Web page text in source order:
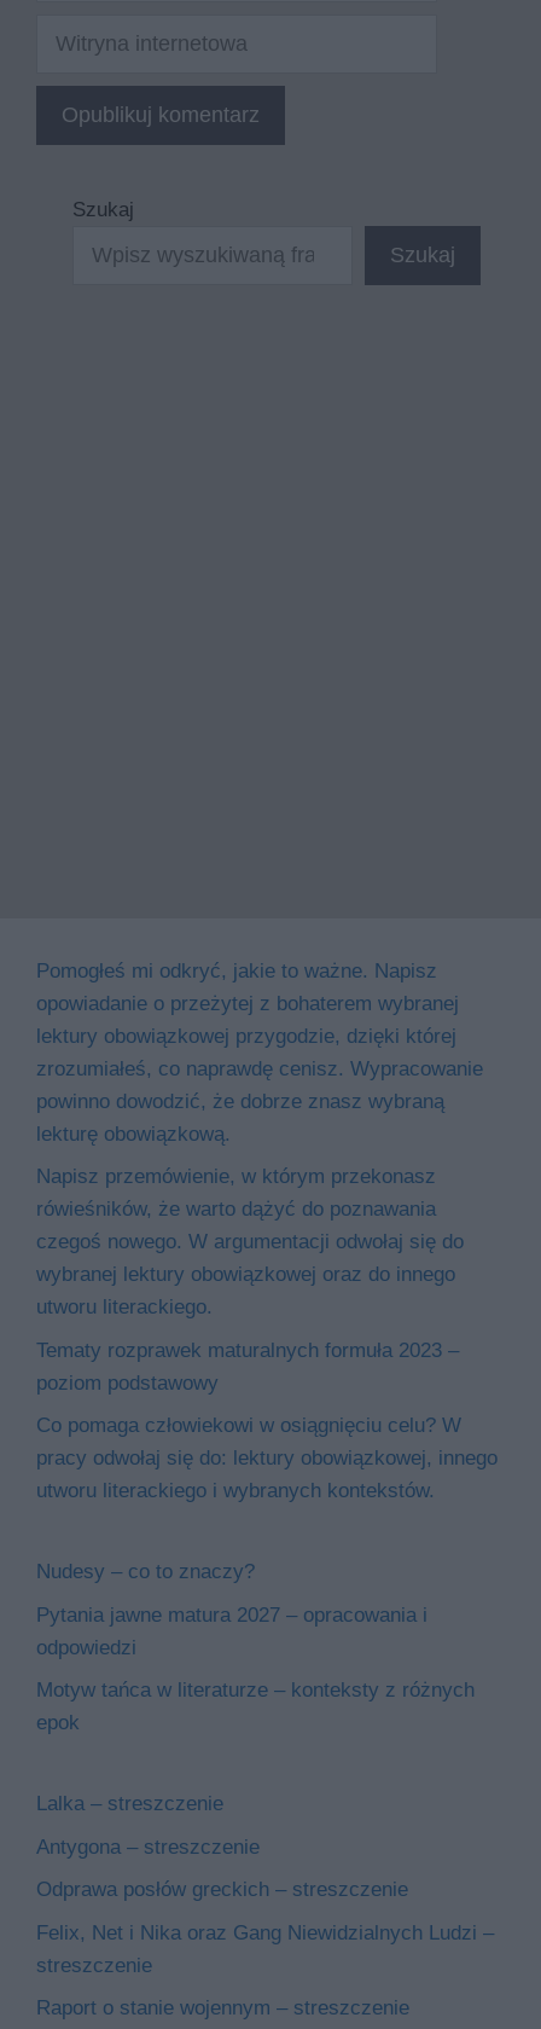
Witryna
internetowa
Szukaj
Szukaj
Pomogłeś mi odkryć, jakie to ważne. Napisz
opowiadanie o przeżytej z bohaterem wybranej
lektury obowiązkowej przygodzie, dzięki której
zrozumiałeś, co naprawdę cenisz. Wypracowanie
powinno dowodzić, że dobrze znasz wybraną
lekturę obowiązkową.
Napisz przemówienie, w którym przekonasz
rówieśników, że warto dążyć do poznawania
czegoś nowego. W argumentacji odwołaj się do
wybranej lektury obowiązkowej oraz do innego
utworu literackiego.
Tematy rozprawek maturalnych formuła 2023 –
poziom podstawowy
Co pomaga człowiekowi w osiągnięciu celu? W
pracy odwołaj się do: lektury obowiązkowej, innego
utworu literackiego i wybranych kontekstów.
Nudesy – co to znaczy?
Pytania jawne matura 2027 – opracowania i
odpowiedzi
Motyw tańca w literaturze – konteksty z różnych
epok
Lalka – streszczenie
Antygona – streszczenie
Odprawa posłów greckich – streszczenie
Felix, Net i Nika oraz Gang Niewidzialnych Ludzi –
streszczenie
Raport o stanie wojennym – streszczenie